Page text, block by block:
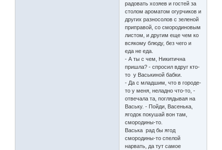
радовать хозяев и гостей за
столом ароматом огурчиков и
других разносолов с зеленой
приправой, со смородиновым
листом, и другим еще чем ко
всякому блюду, без чего и
еда не еда.
- А ты с чем, Никитична
пришла? - спросил вдруг кто-
то у Васькиной бабки.
- Да с младшим, что в городе-
то у меня, неладно что-то, -
отвечала та, поглядывая на
Ваську. - Пойди, Васенька,
ягодок покушай вон там,
смородины-то.
Васька рад бы ягод
смородины-то спелой
нарвать, да тут самое